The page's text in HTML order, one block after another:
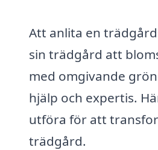
Att anlita en
sin trädgård att
med omgivande
hjälp och expertis.
utföra för att
trädgård.